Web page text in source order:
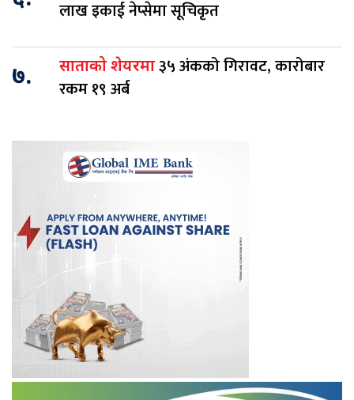
लाख इकाई नेप्सेमा सूचिकृत
७. साताको शेयरमा३५ अंकको गिरावट, कारोबार
रकम १९ अर्ब